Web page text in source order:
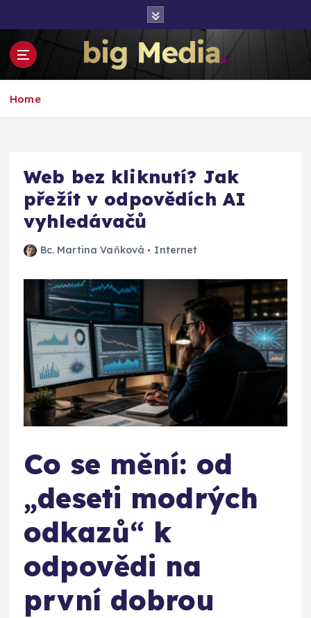
o
Inspirace pro mediální růst a podnikání
Home
Web bez kliknutí? Jak
přežít v odpovědích AI
vyhledávačů
Bc. Martina Vaňková Internet
Co se mění: od
„deseti modrých
odkazů“ k
odpovědi na
první dobrou